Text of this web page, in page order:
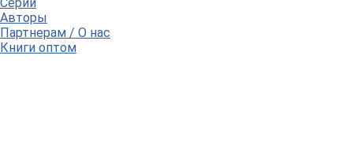
Авторы
Партнерам / О нас
Книги оптом